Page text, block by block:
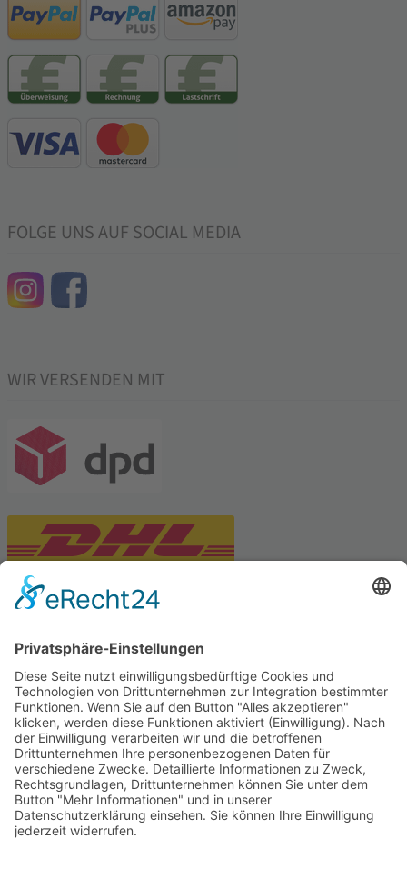
FOLGE UNS AUF SOCIAL MEDIA
WIR VERSENDEN MIT
Tekal – Textile Lebensqualität
Exklusive moderne & Orientteppiche
Feuerwerk XXL
Pyrotechnik online bestellen
© Stadtmühle Waldenbuch 2026